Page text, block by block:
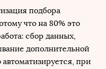
подбора
что на 80% это
сбор данных,
дополнительной
при